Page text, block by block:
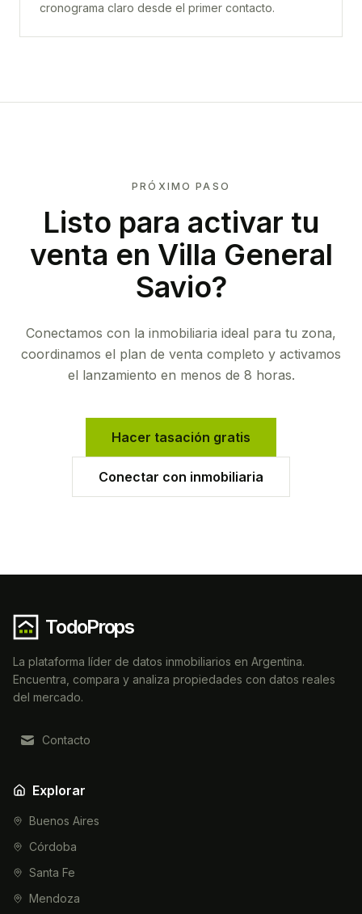
cronograma claro desde el primer contacto.
PRÓXIMO PASO
Listo para activar tu
venta en Villa General
Savio?
Conectamos con la inmobiliaria ideal para tu zona,
coordinamos el plan de venta completo y activamos
el lanzamiento en menos de 8 horas.
Hacer tasación gratis
Conectar con inmobiliaria
TodoProps
La plataforma líder de datos inmobiliarios en Argentina.
Encuentra, compara y analiza propiedades con datos reales
del mercado.
Contacto
Explorar
Buenos Aires
Córdoba
Santa Fe
Mendoza